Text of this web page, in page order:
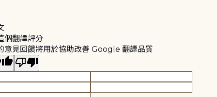
個翻譯評分
意見回饋將用於協助改善 Google 翻譯品質